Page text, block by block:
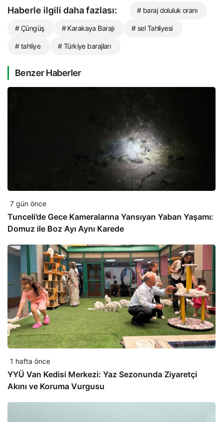
Haberle ilgili daha fazlası: # baraj doluluk oranı
# Çüngüş # Karakaya Barajı # sel Tahliyesi
# tahliye # Türkiye barajları
Benzer Haberler
7 gün önce
Tunceli’de Gece Kameralarına Yansıyan Yaban Yaşamı:
Domuz ile Boz Ayı Aynı Karede
1 hafta önce
YYÜ Van Kedisi Merkezi: Yaz Sezonunda Ziyaretçi
Akını ve Koruma Vurgusu